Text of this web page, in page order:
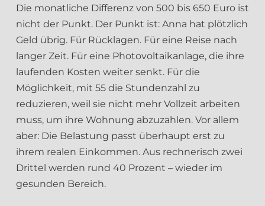
Die monatliche Differenz von 500 bis 650 Euro ist
nicht der Punkt. Der Punkt ist: Anna hat plötzlich
Geld übrig. Für Rücklagen. Für eine Reise nach
langer Zeit. Für eine Photovoltaikanlage, die ihre
laufenden Kosten weiter senkt. Für die
Möglichkeit, mit 55 die Stundenzahl zu
reduzieren, weil sie nicht mehr Vollzeit arbeiten
muss, um ihre Wohnung abzuzahlen. Vor allem
aber: Die Belastung passt überhaupt erst zu
ihrem realen Einkommen. Aus rechnerisch zwei
Drittel werden rund 40 Prozent – wieder im
gesunden Bereich.